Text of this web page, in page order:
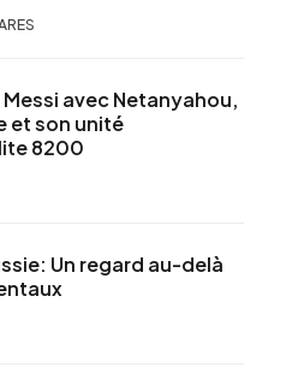
avec Netanyahou,
et son unité
8200
Un regard au-delà